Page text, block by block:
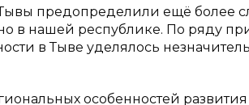
предопределили ещё более
в нашей республике. По ряду
в Тыве уделялось
особенностей